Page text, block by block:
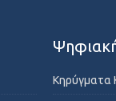
Κηρύγματα